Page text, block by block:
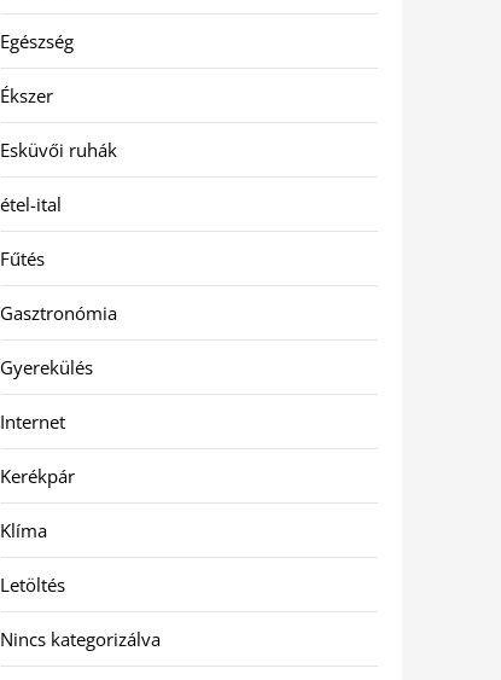
Egészség
Ékszer
Esküvői ruhák
étel-ital
Fűtés
Gasztronómia
Gyerekülés
Internet
Kerékpár
Klíma
Letöltés
Nincs kategorizálva